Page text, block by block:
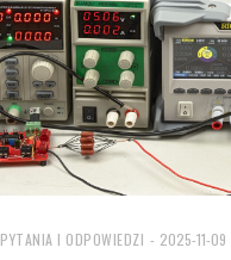
PYTANIA I ODPOWIEDZI 2025-11-09